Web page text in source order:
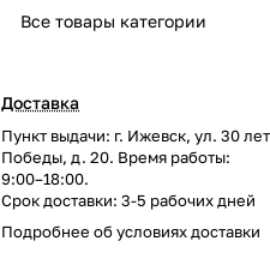
Все товары категории
Доставка
Пункт выдачи: г. Ижевск, ул. 30 лет
Победы, д. 20. Время работы:
9:00–18:00.
Срок доставки: 3-5 рабочих дней
Подробнее обусловиях доставки